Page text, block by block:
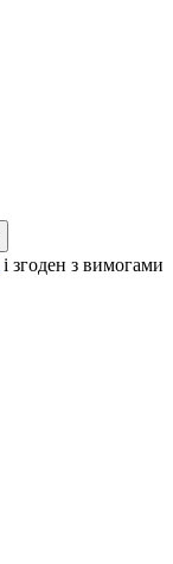
і згоден з вимогами